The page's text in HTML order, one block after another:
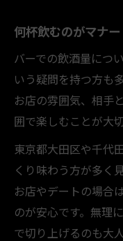
何杯飲むのがマナ
バーでの飲酒量につ
いう疑問を持つ方も
お店の雰囲気、相手
囲で楽しむことが大切
東京都大田区や千代
くり味わう方が多く
お店やデートの場合
のが安心です。無理
で切り上げるのも大